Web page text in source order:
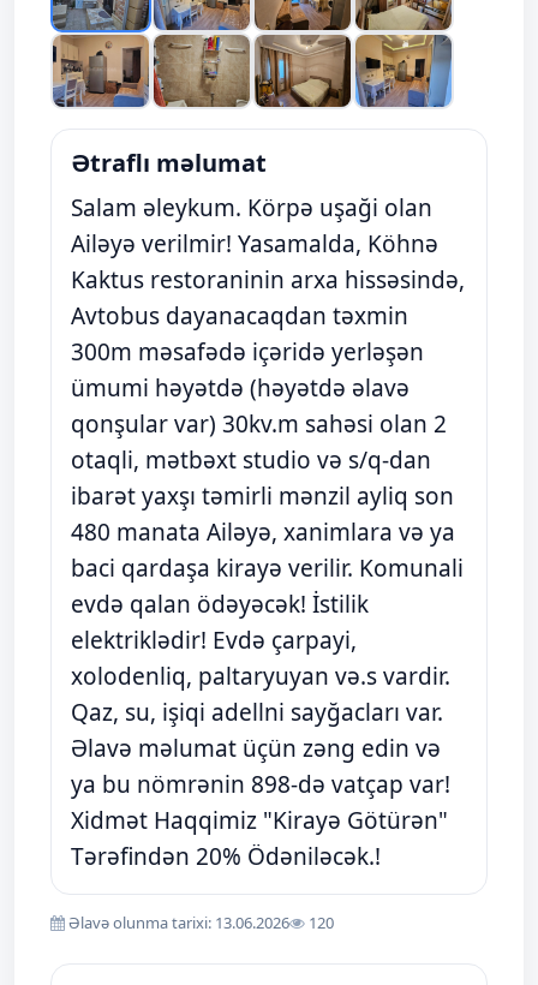
Ətraflı məlumat
Salam əleykum. Körpə uşaği olan
Ailəyə verilmir! Yasamalda, Köhnə
Kaktus restoraninin arxa hissəsində,
Avtobus dayanacaqdan təxmin
300m məsafədə içəridə yerləşən
ümumi həyətdə (həyətdə əlavə
qonşular var) 30kv.m sahəsi olan 2
otaqli, mətbəxt studio və s/q-dan
ibarət yaxşı təmirli mənzil ayliq son
480 manata Ailəyə, xanimlara və ya
baci qardaşa kirayə verilir. Komunali
evdə qalan ödəyəcək! İstilik
elektriklədir! Evdə çarpayi,
xolodenliq, paltaryuyan və.s vardir.
Qaz, su, işiqi adellni sayğacları var.
Əlavə məlumat üçün zəng edin və
ya bu nömrənin 898-də vatçap var!
Xidmət Haqqimiz "Kirayə Götürən"
Tərəfindən 20% Ödəniləcək.!
Əlavə olunma tarixi: 13.06.2026 120